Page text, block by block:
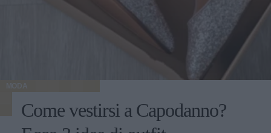
MODA
Come vestirsi a Capodanno?